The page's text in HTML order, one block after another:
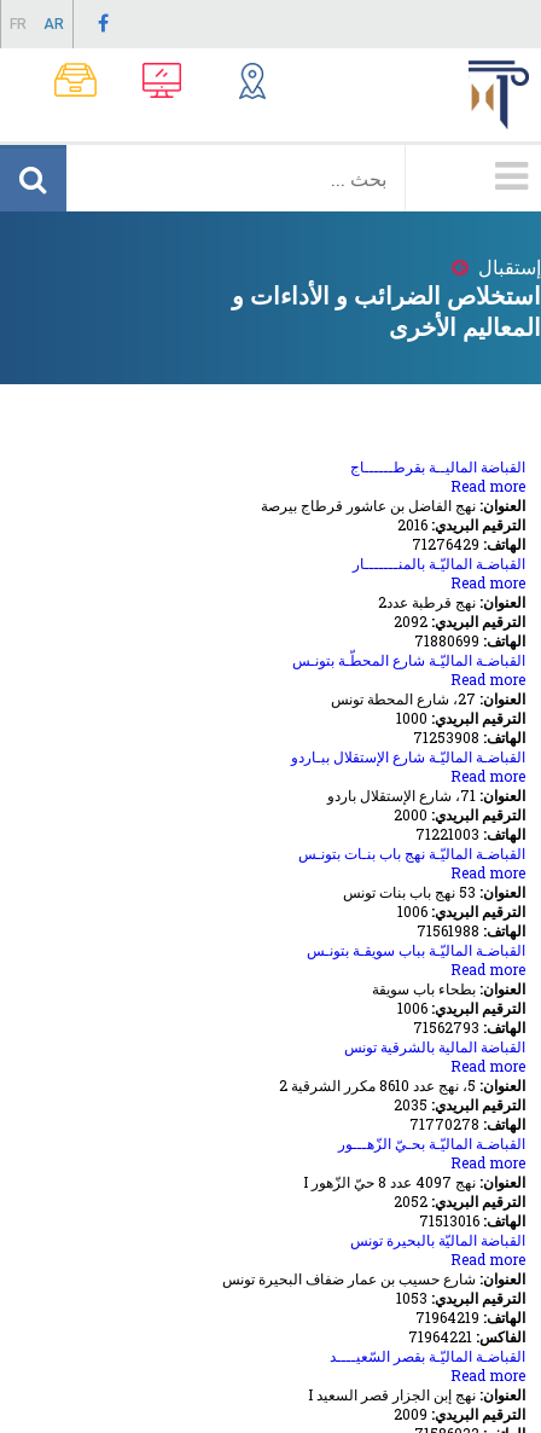
content
FR AR
Principale
Breadcrumb
إستقبال
استخلاص الضرائب و الأداءات و
المعاليم الأخرى
القباضة الماليــة بقرطــــــاج
Read more
القباضة
الماليــة
بقرطــــــاج
العنوان:نهج الفاضل بن عاشور قرطاج بيرصة
الترقيم البريدي:2016
الهاتف: 71276429
القباضـة الماليّـة بالمنـــــــار
Read more
القباضـة
الماليّـة
بالمنـــــــار
العنوان:نهج قرطبة عدد2
الترقيم البريدي:2092
الهاتف: 71880699
القباضـة الماليّـة شارع المحطّـة بتونـس
Read more
القباضـة
الماليّـة
شارع
المحطّـة
العنوان: 27، شارع المحطة تونس
الترقيم البريدي: 1000
الهاتف: 71253908
القباضـة الماليّـة شارع الإستقلال ببـاردو
Read more
القباضـة
الماليّـة
شارع
الإستقلال
العنوان: 71، شارع الإستقلال باردو
الترقيم البريدي: 2000
الهاتف: 71221003
القباضـة الماليّـة نهج باب بنـات بتونـس
Read more
القباضـة
الماليّـة
نهج
باب
بتونـس
العنوان: 53 نهج باب بنات تونس
الترقيم البريدي:1006
الهاتف: 71561988
القباضـة الماليّـة بباب سويقـة بتونـس
Read more
القباضـة
الماليّـة
بباب
سويقـة
العنوان:بطحاء باب سويقة
الترقيم البريدي:1006
الهاتف: 71562793
القباضة المالية بالشرقية تونس
Read more
القباضة
المالية
بالشرقية
تونس
العنوان: 5، نهج عدد 8610 مكرر الشرقية 2
الترقيم البريدي: 2035
الهاتف: 71770278
القباضـة الماليّـة بحـيّ الزّهـــور
Read more
القباضـة
الماليّـة
بحـيّ
الزّهـــور
العنوان:نهج 4097 عدد 8 حيّ الزّهور I
الترقيم البريدي:2052
الهاتف:71513016
القباضة الماليّة بالبحيرة تونس
Read more
القباضة
الماليّة
بالبحيرة
تونس
العنوان: شارع حسيب بن عمار ضفاف البحيرة تونس
الترقيم البريدي: 1053
الهاتف: 71964219
الفاكس: 71964221
القباضـة الماليّـة بقصر السّعيــــد
Read more
القباضـة
الماليّـة
العنوان:نهج إبن الجزار قصر السعيد I
الترقيم البريدي: 2009